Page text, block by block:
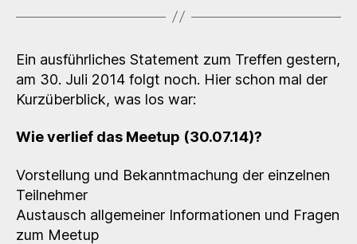
Ein ausführliches Statement zum Treffen gestern,
am 30. Juli 2014 folgt noch. Hier schon mal der
Kurzüberblick, was los war:
Wie verlief das Meetup (30.07.14)?
Vorstellung und Bekanntmachung der einzelnen
Teilnehmer
Austausch allgemeiner Informationen und Fragen
zum Meetup